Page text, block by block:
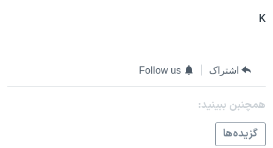
چهل سال گروگان‌گیری
قانون شفافیت دارائی کادر رهبری ایران
اعتراضات مردمی آبان ۹۸
K
اشتراک Follow us
همچنبن ببینید:
گزيده‌ها